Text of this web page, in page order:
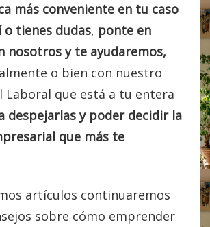
más conveniente en tu caso
o tienes dudas, ponte en
nosotros y te ayudaremos,
o bien con nuestro
Laboral que está a tu entera
despejarlas y poder decidir la
que más te
artículos continuaremos
sobre cómo emprender